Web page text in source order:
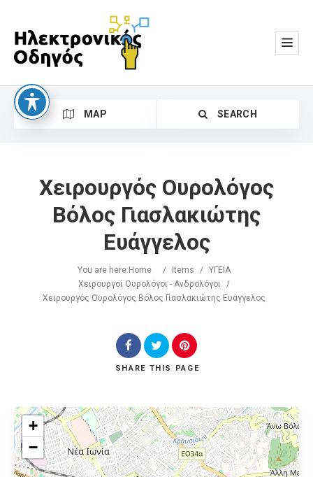
MAP SEARCH
Search
Χειρουργός Ουρολόγος
Βόλος Γιασλακιώτης
Ευάγγελος
You are here: Home / Items /
ΥΓΕΙΑ
Χειρουργοί Ουρολόγοι - Ανδρολόγοι
/
Χειρουργός Ουρολόγος Βόλος Γιασλακιώτης Ευάγγελος
SHARE THIS PAGE
+
−